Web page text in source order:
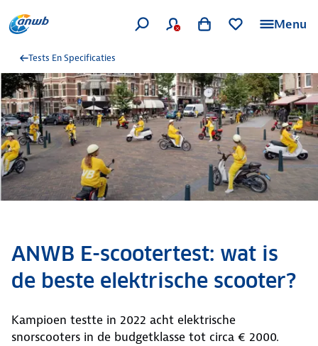
Menu
Tests En Specificaties
ANWB E-scootertest: wat is
de beste elektrische scooter?
Kampioen testte in 2022 acht elektrische
snorscooters in de budgetklasse tot circa € 2000.